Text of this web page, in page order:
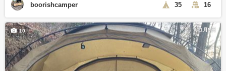
boorishcamper 35 16
1月5日
10